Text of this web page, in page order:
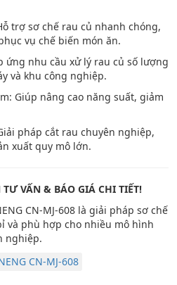
trợ sơ chế rau củ nhanh chóng,
vụ chế biến món ăn.
ứng nhu cầu xử lý rau củ số lượng
và khu công nghiệp.
Giúp nâng cao năng suất, giảm
pháp cắt rau chuyên nghiệp,
xuất quy mô lớn.
VẤN & BÁO GIÁ CHI TIẾT!
CN-MJ-608 là giải pháp sơ chế
và phù hợp cho nhiều mô hình
nghiệp.
CN-MJ-608